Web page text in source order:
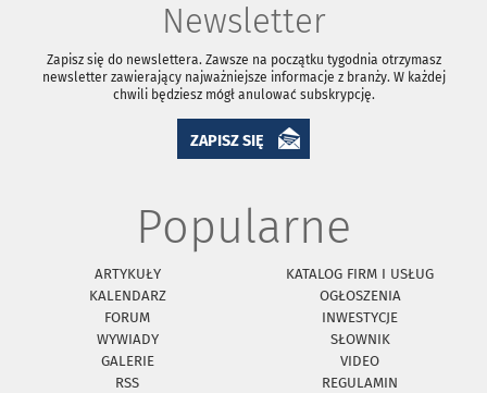
Newsletter
Zapisz się do newslettera. Zawsze na początku tygodnia otrzymasz
newsletter zawierający najważniejsze informacje z branży. W każdej
chwili będziesz mógł anulować subskrypcję.
ZAPISZ SIĘ
Popularne
ARTYKUŁY
KATALOG FIRM I USŁUG
KALENDARZ
OGŁOSZENIA
FORUM
INWESTYCJE
WYWIADY
SŁOWNIK
GALERIE
VIDEO
RSS
REGULAMIN